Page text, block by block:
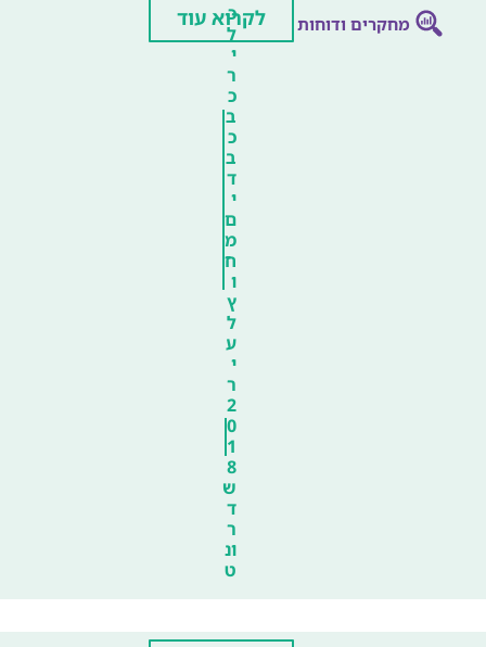
מחקרים ודוחות
כ
ל
י
ר
כ
ב
כ
ב
ד
י
ם
מ
ח
ו
ץ
ל
ע
י
ר
2
0
1
8
ש
ד
ר
ונ
ט
לקרוא עוד